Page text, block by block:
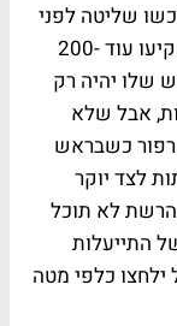
שליטה לפני
שלוש שנים לפי שווי של 500 מיליון והשקיעו עוד 200-
שלו יהיה רק
אבל שלא
כשבראש
לצד יוקר
הרשת לא תוכל
התייעלות
ילחצו כלפי מטה